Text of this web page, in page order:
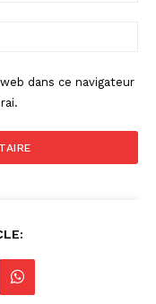
dans ce navigateur